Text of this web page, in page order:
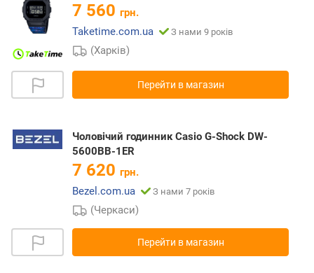
7 560 грн.
Taketime.com.ua
З нами 9 років
(Харків)
Перейти в магазин
Чоловічий годинник Casio G-Shock DW-
5600BB-1ER
7 620 грн.
Bezel.com.ua
З нами 7 років
(Черкаси)
Перейти в магазин